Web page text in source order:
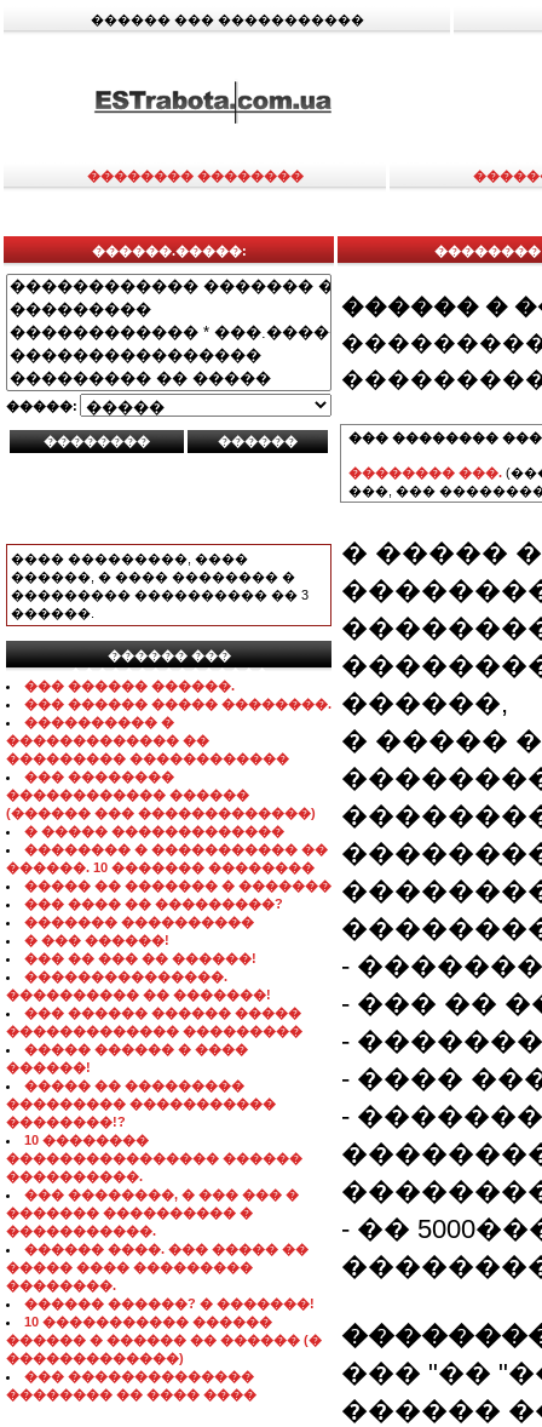
������ ��� �����������
�������� ��������
������.�����:
�����:
���� ���������, ����
������, � ���� �������� �
��������� ���������� �� 3
������.
������ ���
���������������
��� ������ ������.
��� ������ ����� ��������.
���������� �
������������� ��
��������� ������������
��� ��������
������������ ������
(������ ��� �������������)
� ����� �������������
�������� � ����������� ��
������. 10 ������� ��������
����� �� ������� � �������
��� ���� �� ���������?
������� ����������
� ��� ������!
��� �� ��� �� ������!
���������������.
���������� �� �������!
��� ������ ������ �����
������������� ���������
����� ������ � ����
������!
����� �� ���������
��������� �����������
��������!?
10 ��������
���������������� ������
����������.
��� ��������, � ��� ��� �
������� ���������� �
�����������.
������ ����. ��� ����� ��
����� ���� ���������
��������.
������ ������? � �������!
10 ����������� ������
������ � ������ �� ������ (�
�������������)
��� ��������������
�������� �� ���� ����
������ �
��� ��������
�������� ���.
���, ���
� �����
������,
� �����
- �������
- ��� ��
-
- ����
-
- ��
��� "��
������